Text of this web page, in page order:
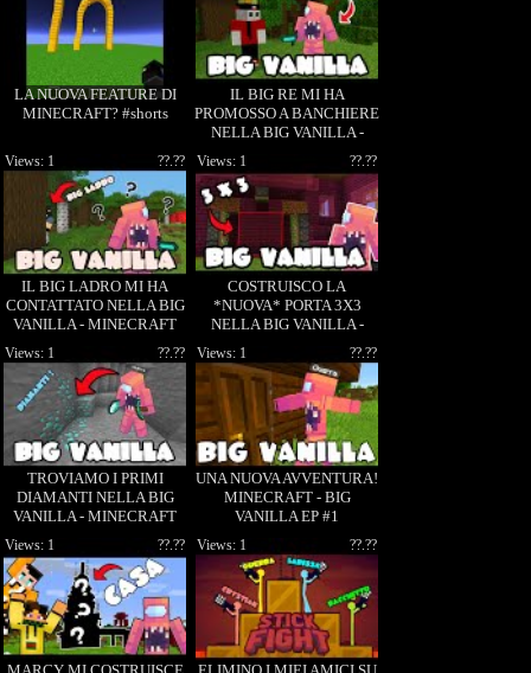
LA NUOVA FEATURE DI
MINECRAFT? #shorts
IL BIG RE MI HA
PROMOSSO A BANCHIERE
NELLA BIG VANILLA -
MINECRAFT ITA EP #9
IL BIG LADRO MI HA
CONTATTATO NELLA BIG
VANILLA - MINECRAFT
ITA EP #4 [XL]
??.??
Views: 1
COSTRUISCO LA
*NUOVA* PORTA 3X3
NELLA BIG VANILLA -
MINECRAFT ITA EP #7
??.??
Views: 1
TROVIAMO I PRIMI
DIAMANTI NELLA BIG
VANILLA - MINECRAFT
??.??
Views: 1
UNA NUOVA AVVENTURA!
MINECRAFT - BIG
VANILLA EP #1
??.??
Views: 1
??.??
Views: 1 ??.??
Views: 1